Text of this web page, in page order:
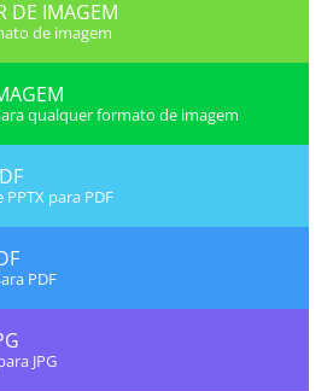
DE IMAGEM
de imagem
qualquer formato de imagem
para PDF
PDF
JPG